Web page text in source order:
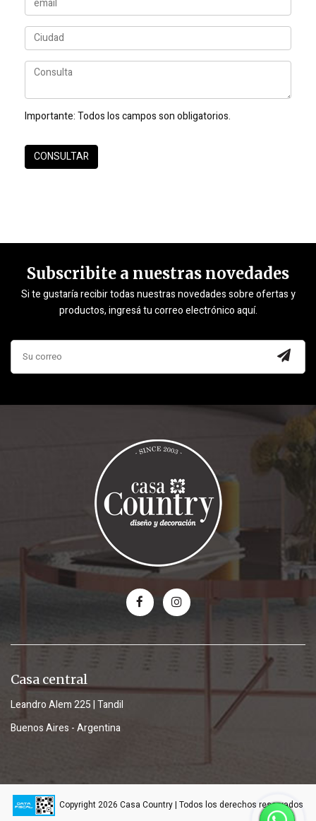
Importante:Todos los campos son obligatorios.
Subscribite a nuestras novedades
Si te gustaría recibir todas nuestras novedades sobre ofertas y
productos, ingresá tu correo electrónico aquí.
Casa central
Leandro Alem 225 | Tandil
Buenos Aires - Argentina
Copyright 2026 Casa Country | Todos los derechos reservados